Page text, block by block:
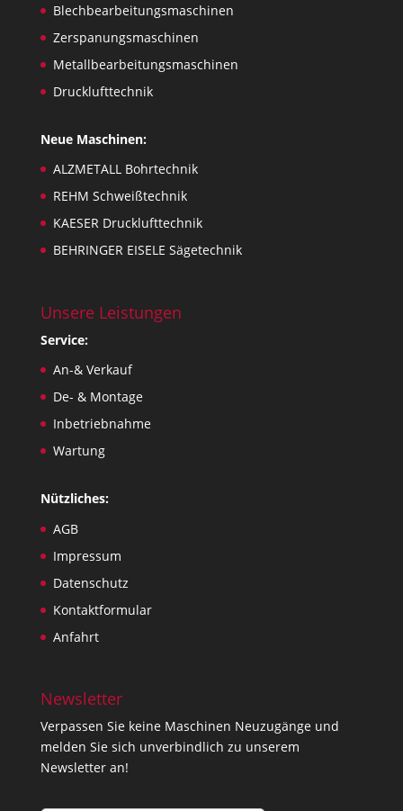
Blechbearbeitungsmaschinen
Zerspanungsmaschinen
Metallbearbeitungsmaschinen
Drucklufttechnik
Neue Maschinen:
ALZMETALL Bohrtechnik
REHM Schweißtechnik
KAESER Drucklufttechnik
BEHRINGER EISELE Sägetechnik
Unsere Leistungen
Service:
An-& Verkauf
De- & Montage
Inbetriebnahme
Wartung
Nützliches:
AGB
Impressum
Datenschutz
Kontaktformular
Anfahrt
Newsletter
Verpassen Sie keine Maschinen Neuzugänge und
melden Sie sich unverbindlich zu unserem
Newsletter an!